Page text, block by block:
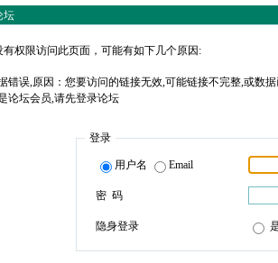
坛
权限访问此页面，可能有如下几个原因:
错误,原因：您要访问的链接无效,可能链接不完整,或数
论坛会员,请先登录论坛
登录
用户名 Email
密 码
隐身登录